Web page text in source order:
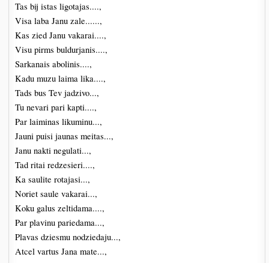
Tas bij istas ligotajas....,
Visa laba Janu zale......,
Kas zied Janu vakarai....,
Visu pirms buldurjanis....,
Sarkanais abolinis....,
Kadu muzu laima lika....,
Tads bus Tev jadzivo...,
Tu nevari pari kapti....,
Par laiminas likuminu...,
Jauni puisi jaunas meitas...,
Janu nakti negulati...,
Tad ritai redzesieri....,
Ka saulite rotajasi...,
Noriet saule vakarai...,
Koku galus zeltidama....,
Par plavinu pariedama...,
Plavas dziesmu nodziedaju...,
Atcel vartus Jana mate...,